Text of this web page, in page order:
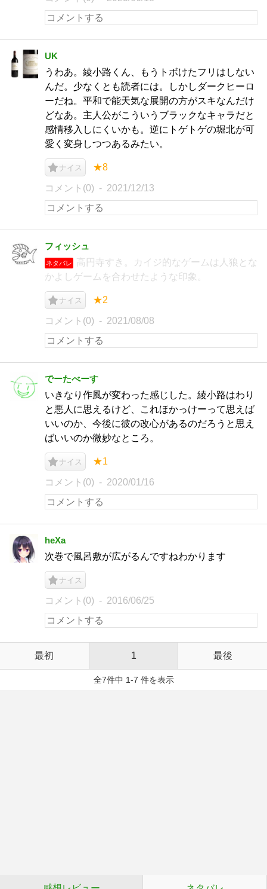
UK
うわあ。綾小路くん、もうトボけたフリはしない
んだ。少なくとも読者には。しかしダークヒーロ
ーだね。平和で能天気な展開の方がスキなんだけ
どなあ。主人公がこういうブラックなキャラだと
感情移入しにくいかも。逆にトゲトゲの堀北が可
愛く変身しつつあるみたい。
ナイス ★8
コメント(0) 2021/12/13
フィッシュ
ネタバレ
高円寺すき。カイジ的なゲームは人狼とな
かよしゲームを合わせたような印象。
ナイス ★2
コメント(0) 2021/08/08
でーたべーす
いきなり作風が変わった感じした。綾小路はわり
と悪人に思えるけど、これほかっけーって思えば
いいのか、今後に彼の改心があるのだろうと思え
ばいいのか微妙なところ。
ナイス ★1
コメント(0) 2020/01/16
heXa
次巻で風呂敷が広がるんですねわかります
ナイス
コメント(0) 2016/06/25
最初 1 最後
全7件中 1-7 件を表示